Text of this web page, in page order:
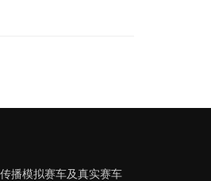
播模拟赛车及真实赛车